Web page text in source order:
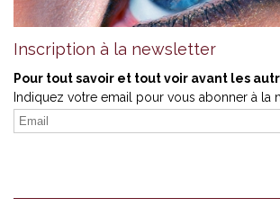
Inscription à la newsletter
Pour tout savoir et tout voir avant les
Indiquez votre email pour vous abonner à la